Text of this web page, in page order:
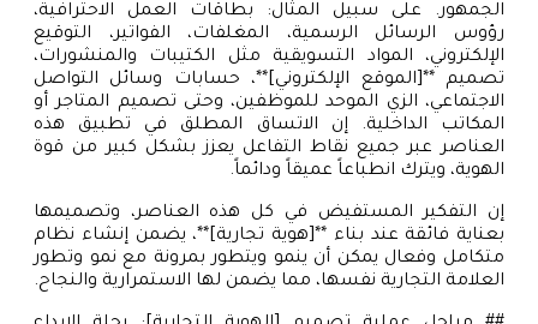
الجمهور. على سبيل المثال: بطاقات العمل الاحترافية،
رؤوس الرسائل الرسمية، المغلفات، الفواتير، التوقيع
الإلكتروني، المواد التسويقية مثل الكتيبات والمنشورات،
تصميم **[الموقع الإلكتروني]**، حسابات وسائل التواصل
الاجتماعي، الزي الموحد للموظفين، وحتى تصميم المتاجر أو
المكاتب الداخلية. إن الاتساق المطلق في تطبيق هذه
العناصر عبر جميع نقاط التفاعل يعزز بشكل كبير من قوة
الهوية، ويترك انطباعاً عميقاً ودائماً.
إن التفكير المستفيض في كل هذه العناصر، وتصميمها
بعناية فائقة عند بناء **[هوية تجارية]**، يضمن إنشاء نظام
متكامل وفعال يمكن أن ينمو ويتطور بمرونة مع نمو وتطور
العلامة التجارية نفسها، مما يضمن لها الاستمرارية والنجاح.